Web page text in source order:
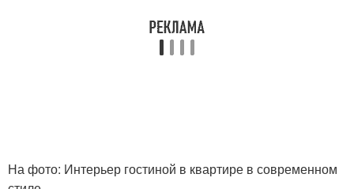
На фото: Интерьер гостиной в квартире в современном